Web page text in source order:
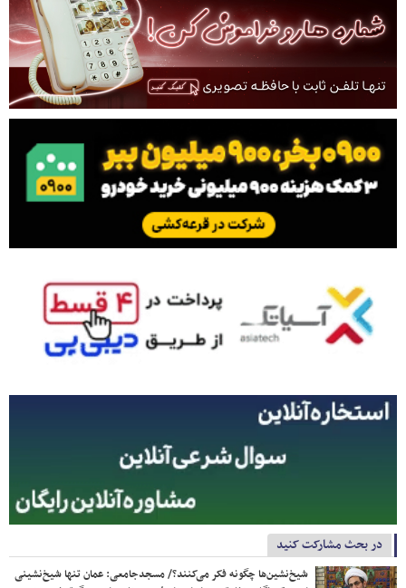
در بحث مشارکت کنید
شیخ‌نشین‌ها چگونه فکر می‌کنند؟/ مسجدجامعی: عمان تنها شیخ‌نشینی